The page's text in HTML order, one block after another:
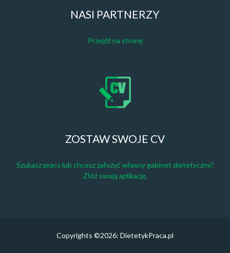
NASI PARTNERZY
Przejdź na stronę
ZOSTAW SWOJE CV
Szukasz pracy lub chcesz założyć własny gabinet dietetyczny?
Złóż swoją aplikację.
Copyrights ©2026: DietetykPraca.pl